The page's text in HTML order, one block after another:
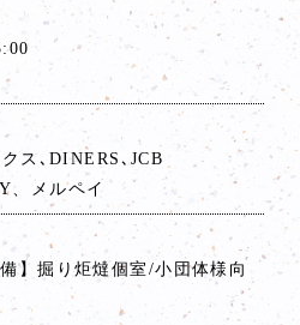
ス､DINERS､JCB
、メルペイ
】掘り炬燵個室/小団体様向